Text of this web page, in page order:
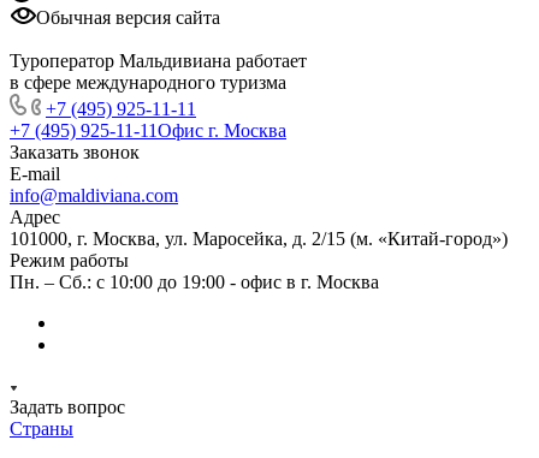
Обычная версия сайта
Туроператор Мальдивиана работает
в сфере международного туризма
+7 (495) 925-11-11
+7 (495) 925-11-11Офис г. Москва
Заказать звонок
E-mail
info@maldiviana.com
Адрес
101000, г. Москва, ул. Маросейка, д. 2/15 (м. «Китай-город»)
Режим работы
Пн. – Сб.: с 10:00 до 19:00 - офис в г. Москва
Задать вопрос
Страны